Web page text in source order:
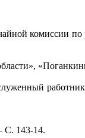
комиссии
С. 143-14.